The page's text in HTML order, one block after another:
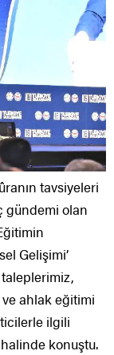
tavsiyeleri
gündemi olan
Gelişimi’
taleplerimiz,
ahlak eğitimi
ilgili
konuştu.